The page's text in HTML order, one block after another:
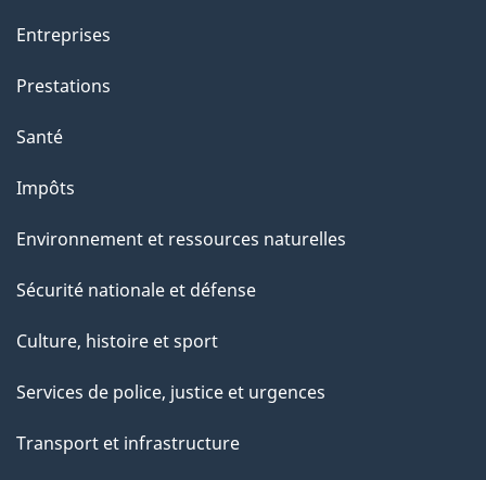
Entreprises
Prestations
Santé
Impôts
Environnement et ressources naturelles
Sécurité nationale et défense
Culture, histoire et sport
Services de police, justice et urgences
Transport et infrastructure